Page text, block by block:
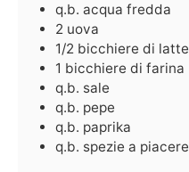
q.b. acqua fredda
2 uova
1/2 bicchiere di latte
1 bicchiere di farina
q.b. sale
q.b. pepe
q.b. paprika
q.b. spezie a piacere